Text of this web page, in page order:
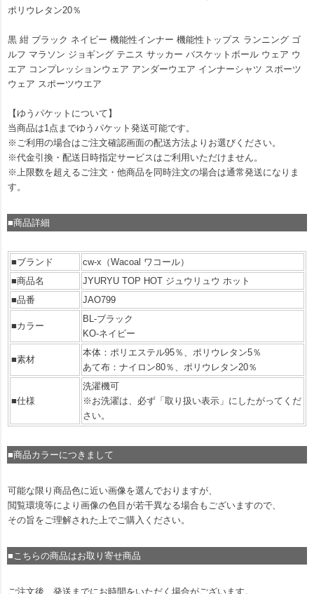
ポリウレタン20％
黒 紺 ブラック ネイビー 機能性インナー 機能性トップス ランニング ゴ
ルフ マラソン ジョギング テニス サッカー バスケットボール ウェア ウ
エア コンプレッションウェア アンダーウエア インナーシャツ スポーツ
ウェア スポーツウエア
【ゆうパケットについて】
当商品は1点までゆうパケット発送可能です。
※ご利用の場合はご注文確認画面の配送方法よりお選びください。
※代金引換・配送日時指定サービスはご利用いただけません。
※上限数を超えるご注文・他商品を同時注文の場合は通常発送になりま
す。
■商品詳細
■ブランド
cw-x（Wacoal ワコール）
■商品名
JYURYU TOP HOT ジュウリュウ ホット
■品番
JAO799
■カラー
BL-ブラック
KO-ネイビー
■素材
本体：ポリエステル95％、ポリウレタン5％
あて布：ナイロン80％、ポリウレタン20％
■仕様
洗濯機可
※お洗濯は、必ず「取り扱い表示」にしたがってくだ
さい。
■商品カラーにつきまして
可能な限り商品色に近い画像を選んでおりますが、
閲覧環境等により画像の色目が若干異なる場合もございますので、
その旨をご理解された上でご購入ください。
■こちらの商品はお取り寄せ商品
ご注文後、発送までにお時間をいただく場合がございます。